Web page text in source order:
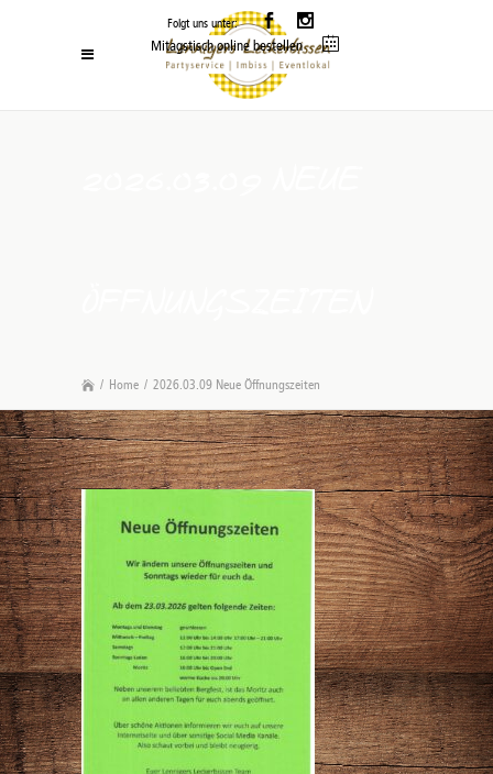
Folgt uns unter:
Mitagstisch online bestellen
/ Home / 2026.03.09 Neue Öffnungszeiten